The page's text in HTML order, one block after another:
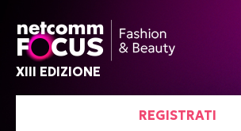
XIII EDIZIONE
REGISTRATI